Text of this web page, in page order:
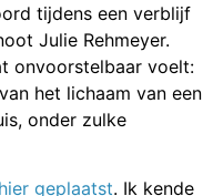
tijdens een verblijf
Julie Rehmeyer.
onvoorstelbaar voelt:
het lichaam van een
onder zulke
geplaatst. Ik kende